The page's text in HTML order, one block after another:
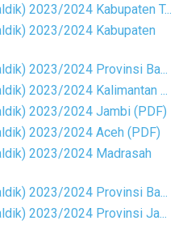
2023/2024 Kabupaten T...
2023/2024 Kabupaten
2023/2024 Provinsi Ba...
2023/2024 Kalimantan ...
2023/2024 Jambi (PDF)
2023/2024 Aceh (PDF)
2023/2024 Madrasah
2023/2024 Provinsi Ba...
2023/2024 Provinsi Ja...